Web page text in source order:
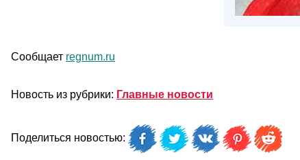
Сообщает regnum.ru
Новость из рубрики: Главные новости
Поделиться новостью: